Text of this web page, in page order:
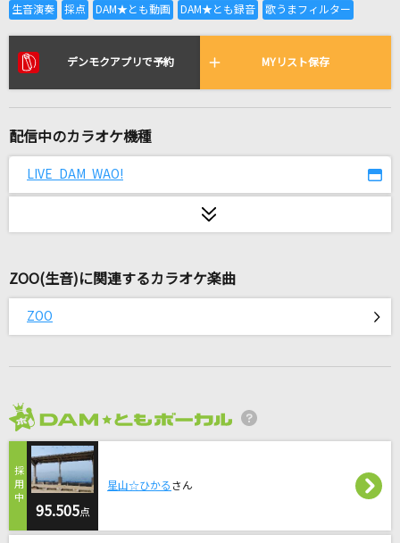
全国りれき
リアルタイムで歌われている曲の一覧
[生音]今宵の月のように
灰色と青(+菅田将暉)
FREEDOM
西川貴教 with t.komuro
GO!!!
神のまにまに
れるりり feat.初音ミク、鏡音リン、GUMI
[生音]みずいろの雨
八神純子
デンモクアプリで予約 MYリスト保存
配信中のカラオケ機種
LIVE DAM WAO!
ZOO(生音)に関連するカラオケ楽曲
ZOO
95.505点
星山☆ひかる さん